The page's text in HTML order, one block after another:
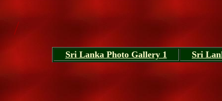
/
Sri Lanka Photo Gallery 1 Sri